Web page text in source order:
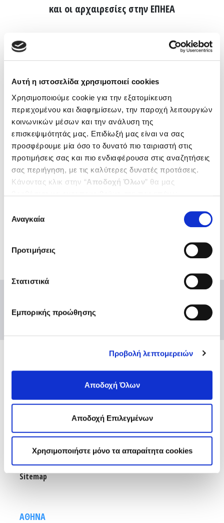
Αυτή η ιστοσελίδα χρησιμοποιεί cookies
Χρησιμοποιούμε cookie για την εξατομίκευση
περιεχομένου και διαφημίσεων, την παροχή λειτουργιών
κοινωνικών μέσων και την ανάλυση της
επισκεψιμότητάς μας. Επιδίωξή μας είναι να σας
προσφέρουμε μία όσο το δυνατό πιο ταιριαστή στις
προτιμήσεις σας και πιο ενδιαφέρουσα στις αναζητήσεις
σας περιήγηση, με τις καλύτερες δυνατές προτάσεις.
Κάνοντας κλικ στην “Αποδοχή Όλων” θα μας
ενδιαφέρουν και να επιλέξετε από τα παρακάτω με την
”. Μπορείτε να ενημερωθείτε
. Όπως και
στην “Προβολή λεπτομερειών”.
συγκατάθεσης
Αναγκαία
Προτιμήσεις
Στατιστικά
Εμπορικής προώθησης
Προβολή λεπτομερειών
Αποδοχή Όλων
Αποδοχή Επιλεγμένων
Χρησιμοποιήστε μόνο τα απαραίτητα cookies
και οι αρχαιρεσίες στην ΕΠΗΕΑ
Με την υγειονομική συνδρομή του ΕΔΟΕΑΠ
διενεργούνται οι εκλογές στην ΕΠΗΕΑ, από σήμερα 21
Κλιμάκιο του Οργανισμού διενεργεί rapid test έναντι
της Covid-19 στην ΕΠΗΕΑ και ειδικευμένη νοσηλεύτρια
θα χειριστεί, εάν χρειαστεί, τον απινιδωτή εντός του
κτηρίου της Ένωσης.
Επίσης, ο ΕΔΟΕΑΠ έχει προμηθεύσει την ΕΠΗΕΑ με
μάσκες υψηλής προστασίας που χορηγούνται στους
ασφάλεια κατά τη διάρκεια της εκλογικής διαδικασίας.
Ενώσεις και Ομοσπονδίες
Επικοινωνία
Αποστολή Ηλ. Μηνύματος
Emails και τηλέφωνα εξυπηρέτησης
Βρείτε μας εδώ
Αθήνα
Sitemap
ΑΘΗΝΑ